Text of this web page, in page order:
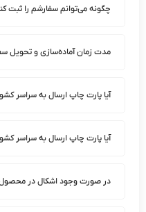
می‌توانم سفارشم را ثبت کنم؟
زمان آماده‌سازی و تحویل سفارش
پارت چاپ ارسال به سراسر کشور دارد؟
پارت چاپ ارسال به سراسر کشور دارد؟
صورت وجود اشکال در محصول، چه باید